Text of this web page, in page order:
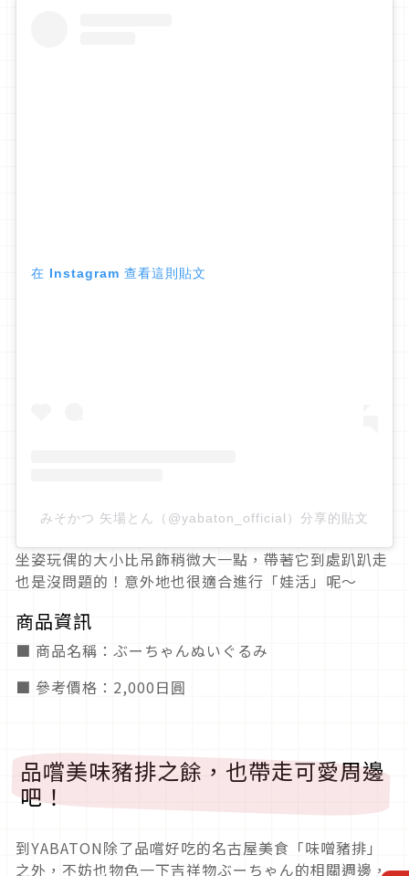
在 Instagram 查看這則貼文
みそかつ 矢場とん（@yabaton_official）分享的貼文
坐姿玩偶的大小比吊飾稍微大一點，帶著它到處趴趴走
也是沒問題的！意外地也很適合進行「娃活」呢～
商品資訊
■ 商品名稱：ぶーちゃんぬいぐるみ
■ 參考價格：2,000日圓
品嚐美味豬排之餘，也帶走可愛周邊
吧！
到YABATON除了品嚐好吃的名古屋美食「味噌豬排」
之外，不妨也物色一下吉祥物ぶーちゃん的相關週邊，